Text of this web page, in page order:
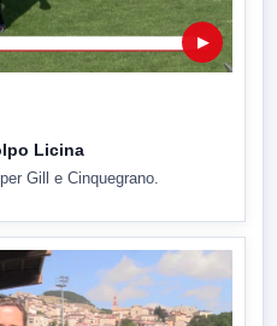
▶
Licina
Gill e Cinquegrano.